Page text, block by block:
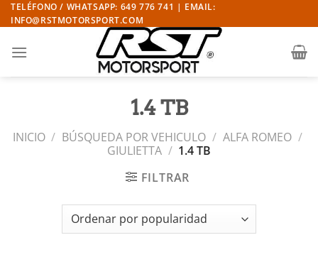
Saltar
al
TELÉFONO / WHATSAPP: 649 776 741 | EMAIL:
INFO@RSTMOTORSPORT.COM
1.4 TB
INICIO / BÚSQUEDA POR VEHICULO / ALFA ROMEO /
GIULIETTA / 1.4 TB
FILTRAR